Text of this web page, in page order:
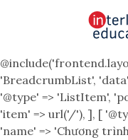
'BreadcrumbList',
'@type' => 'ListItem',
'item' => url('/'), ], [
'name' => 'Chương